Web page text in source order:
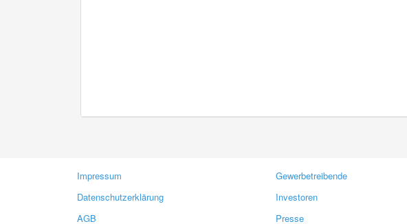
Impressum
Datenschutzerklärung
AGB
Gewerbetreibende
Investoren
Presse